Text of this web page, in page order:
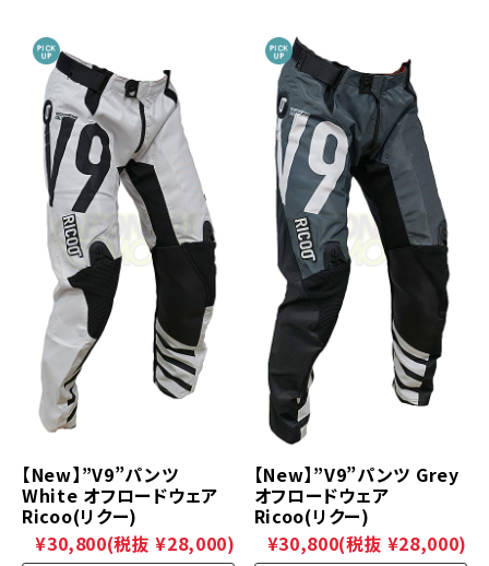
【New】”V9”パンツ
White オフロードウェア
Ricoo(リクー)
¥30,800(税抜 ¥28,000)
【New】”V9”パンツ Grey
オフロードウェア
Ricoo(リクー)
¥30,800(税抜 ¥28,000)